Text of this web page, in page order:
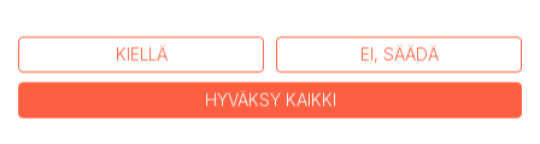
kehittämisen asiantuntijoille, työnohjattaville sekä kaikille
työnohjauksesta kiinnostuneille.
Antoisaa matkaa satumaiseen työnohjaukseen!
KIELLÄ EI, SÄÄDÄ
HYVÄKSY KAIKKI